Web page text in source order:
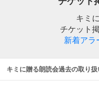
キミ
チケット
新着アラ
キミに贈る朗読会過去の取り扱